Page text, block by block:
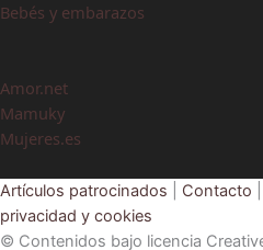
Bebés y embarazos
Amor.net
Mamuky
Mujeres.es
Artículos patrocinados Contacto
privacidad y cookies
© Contenidos bajo licencia